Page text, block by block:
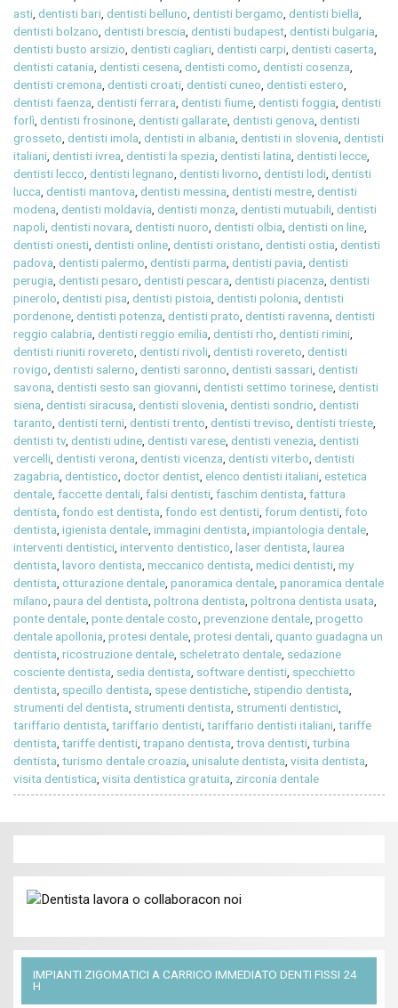
asti,dentisti bari,dentisti belluno,dentisti bergamo,dentisti biella,
dentisti bolzano,dentisti brescia,dentisti budapest,dentisti bulgaria,
dentisti busto arsizio,dentisti cagliari,dentisti carpi,dentisti caserta,
dentisti catania,dentisti cesena,dentisti como,dentisti cosenza,
dentisti cremona,dentisti croati,dentisti cuneo,dentisti estero,
dentisti faenza,dentisti ferrara,dentisti fiume,dentisti foggia,dentisti
forlì,dentisti frosinone,dentisti gallarate,dentisti genova,dentisti
grosseto,dentisti imola,dentisti in albania,dentisti in slovenia,dentisti
italiani,dentisti ivrea,dentisti la spezia,dentisti latina,dentisti lecce,
dentisti lecco,dentisti legnano,dentisti livorno,dentisti lodi,dentisti
lucca,dentisti mantova,dentisti messina,dentisti mestre,dentisti
modena,dentisti moldavia,dentisti monza,dentisti mutuabili,dentisti
napoli,dentisti novara,dentisti nuoro,dentisti olbia,dentisti on line,
dentisti onesti,dentisti online,dentisti oristano,dentisti ostia,dentisti
padova,dentisti palermo,dentisti parma,dentisti pavia,dentisti
perugia,dentisti pesaro,dentisti pescara,dentisti piacenza,dentisti
pinerolo,dentisti pisa,dentisti pistoia,dentisti polonia,dentisti
pordenone,dentisti potenza,dentisti prato,dentisti ravenna,dentisti
reggio calabria,dentisti reggio emilia,dentisti rho,dentisti rimini,
dentisti riuniti rovereto,dentisti rivoli,dentisti rovereto,dentisti
rovigo,dentisti salerno,dentisti saronno,dentisti sassari,dentisti
savona,dentisti sesto san giovanni,dentisti settimo torinese,dentisti
siena,dentisti siracusa,dentisti slovenia,dentisti sondrio,dentisti
taranto,dentisti terni,dentisti trento,dentisti treviso,dentisti trieste,
dentisti tv,dentisti udine,dentisti varese,dentisti venezia,dentisti
vercelli,dentisti verona,dentisti vicenza,dentisti viterbo,dentisti
zagabria,dentistico,doctor dentist,elenco dentisti italiani,estetica
dentale,faccette dentali,falsi dentisti,faschim dentista,fattura
dentista,fondo est dentista,fondo est dentisti,forum dentisti,foto
dentista,igienista dentale,immagini dentista,impiantologia dentale,
interventi dentistici,intervento dentistico,laser dentista,laurea
dentista,lavoro dentista,meccanico dentista,medici dentisti,my
dentista,otturazione dentale,panoramica dentale,panoramica dentale
milano,paura del dentista,poltrona dentista,poltrona dentista usata,
ponte dentale,ponte dentale costo,prevenzione dentale,progetto
dentale apollonia,protesi dentale,protesi dentali,quanto guadagna un
dentista,ricostruzione dentale, scheletrato dentale, sedazione
cosciente dentista, sedia dentista, software dentisti, specchietto
dentista, specillo dentista, spese dentistiche, stipendio dentista,
strumenti del dentista, strumenti dentista, strumenti dentistici,
tariffario dentista,tariffario dentisti,tariffario dentisti italiani,tariffe
dentista,tariffe dentisti,trapano dentista,trova dentisti,turbina
dentista,turismo dentale croazia,unisalute dentista,visita dentista,
visita dentistica,visita dentistica gratuita, zirconia dentale
IMPIANTI ZIGOMATICI A CARRICO IMMEDIATO DENTI FISSI 24
H